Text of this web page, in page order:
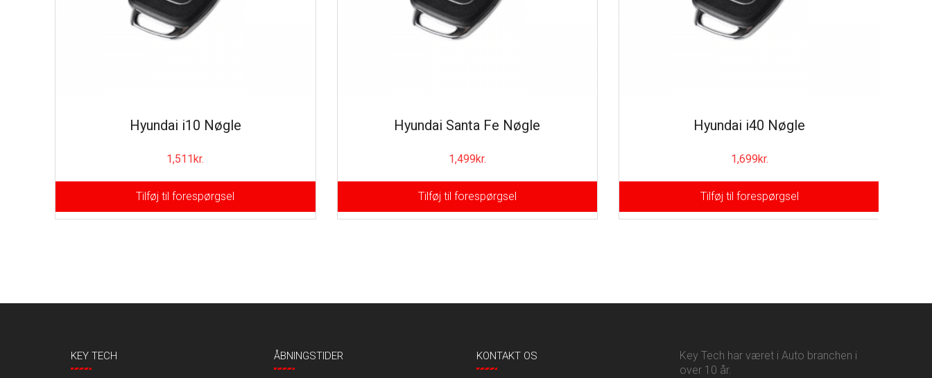
Hyundai i10 Nøgle
1,511kr.
Tilføj til forespørgsel
Hyundai Santa Fe Nøgle
1,499kr.
Tilføj til forespørgsel
Hyundai i40 Nøgle
1,699kr.
Tilføj til forespørgsel
KEY TECH ÅBNINGSTIDER KONTAKT OS
Key Tech har været i Auto branchen i
over 10 år.